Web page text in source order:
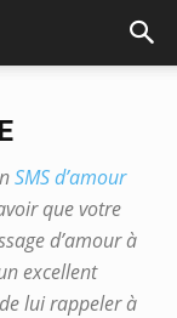
SMS d’amour
que votre
d’amour à
excellent
lui rappeler à